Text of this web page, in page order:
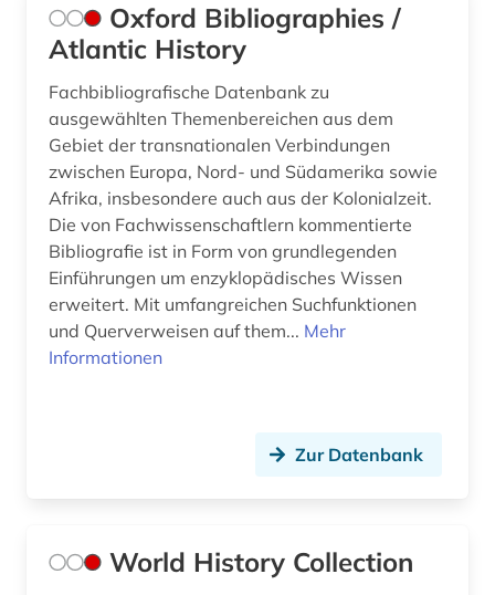
Oxford Bibliographies /
Atlantic History
Fachbibliografische Datenbank zu
ausgewählten Themenbereichen aus dem
Gebiet der transnationalen Verbindungen
zwischen Europa, Nord- und Südamerika sowie
Afrika, insbesondere auch aus der Kolonialzeit.
Die von Fachwissenschaftlern kommentierte
Bibliografie ist in Form von grundlegenden
Einführungen um enzyklopädisches Wissen
erweitert. Mit umfangreichen Suchfunktionen
und Querverweisen auf them... Mehr
Informationen
Zur Datenbank
World History Collection